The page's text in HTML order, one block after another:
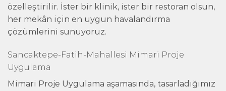
özelleştirilir. İster bir klinik, ister bir restoran olsun,
her mekân için en uygun havalandırma
çözümlerini sunuyoruz.
Sancaktepe-Fatih-Mahallesi Mimari Proje
Uygulama
Mimari Proje Uygulama aşamasında, tasarladığımız